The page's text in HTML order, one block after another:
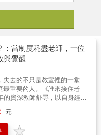
位置，了解自己接下來
這個框架的價值，不在
，每向上一步，都能為
真正的自由。這本書將
如何讓自己的人生有意
。 摩根．豪瑟
已幫助上千萬人重新思
萬冊的前作《致富心
。這幾種男性對女性的
在小說中有耐人尋味的
於此，某些情節呈現了
、達到真實連結的時
這樣的連結顯得脆弱、
或得來不易。純真與欲
動態關係，悄悄呼應了
用的《失樂園》。
所說的「最強的」，究
暴龍，還是鱷魚？
是，若將書本放在鏡子
。這樣的設計，也讓人
兒發展中的鏡像與自我
子透過鏡子認識自己的
透過大人的回應理解自
，逐漸建立「這就是
念。 《因為我
的」》描述一隻名叫
念頭如何一步步奪走人
。 原本以為
後一本書。沒想到，去
他的託付之下，《我可
開的手》，真的非常驚
書讓我們有機會從更多
比約恩，也看見那些在
延伸到生命的各個面
：當制度耗盡老師，一位
與覺醒
失去的不只是教室裡的一堂
最重要的人。《誰來接住老
的資深教師舒尋，以自身經歷
度壓力時，如何保護自己、建
的方法。這不只是一本寫給老
讓家長與社會重新理解：唯有
元